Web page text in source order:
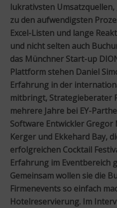
lukrativsten
zu den aufwendigsten
Excel-Listen und lange
und nicht selten auch
das Münchner Start-up
Plattform stehen Daniel
Erfahrung in der
mitbringt, Strategieberater
mehrere Jahre bei EY-
Software Entwickler Gregor
Kerger und Ekkehard Bay,
erfolgreichen Cocktail
Erfahrung im Eventbereich
Gemeinsam wollen sie die
Firmenevents so einfach
Hotelreservierung. Im